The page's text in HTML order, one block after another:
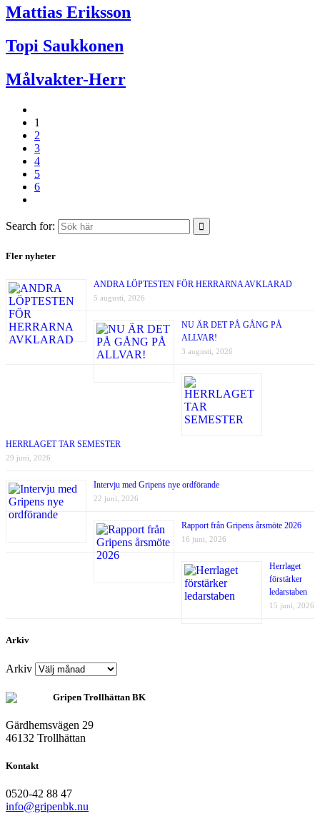
Mattias Eriksson
Topi Saukkonen
Målvakter-Herr
1
2
3
4
5
6
Search for:
Fler nyheter
ANDRA LÖPTESTEN FÖR HERRARNA AVKLARAD
5 augusti, 2026
NU ÄR DET PÅ GÅNG PÅ
ALLVAR!
3 augusti, 2026
HERRLAGET TAR SEMESTER
29 juni, 2026
Intervju med Gripens nye ordförande
22 juni, 2026
Rapport från Gripens årsmöte 2026
16 juni, 2026
Herrlaget
förstärker
ledarstaben
15 juni, 2026
Arkiv
Arkiv
Gripen Trollhättan BK
Gärdhemsvägen 29
46132 Trollhättan
Kontakt
0520-42 88 47
info@gripenbk.nu